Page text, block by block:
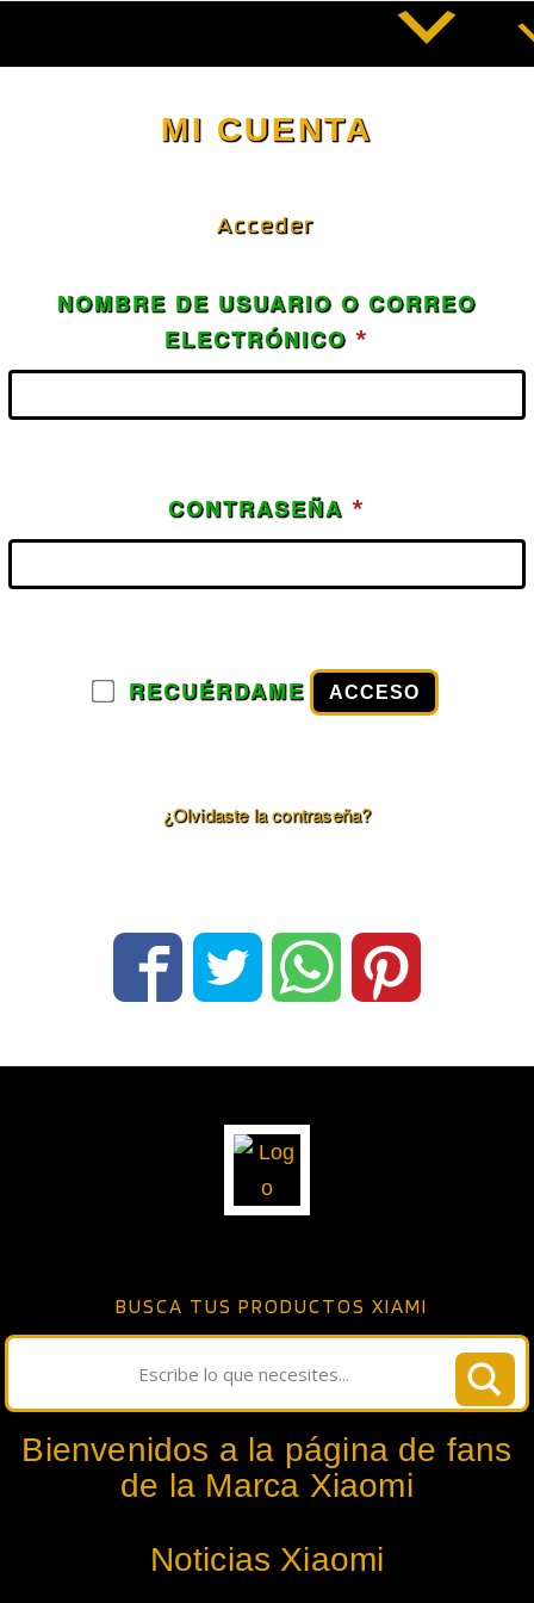
MI CUENTA
Acceder
NOMBRE DE USUARIO O CORREO
ELECTRÓNICO *
CONTRASEÑA *
RECUÉRDAME ACCESO
¿Olvidaste la contraseña?
BUSCA TUS PRODUCTOS XIAMI
Bienvenidos a la página de fans
de la Marca Xiaomi
Noticias Xiaomi